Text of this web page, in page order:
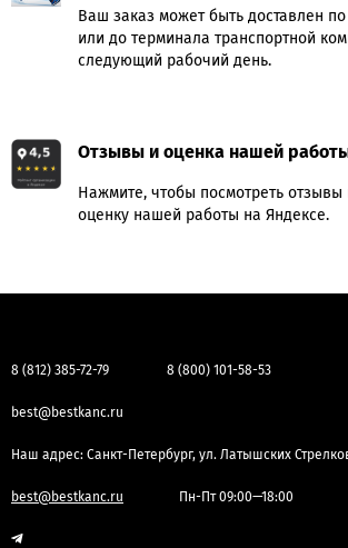
Ваш заказ может быть доставлен
или до терминала транспортной
следующий рабочий день.
Отзывы и оценка нашей
Нажмите, чтобы посмотреть отзывы
оценку нашей работы на Яндексе.
8 (812) 385-72-79 8 (800) 101-58-53
best@bestkanc.ru
Наш адрес: Санкт-Петербург, ул. Латышских
best@bestkanc.ru Пн-Пт 09:00—18:00